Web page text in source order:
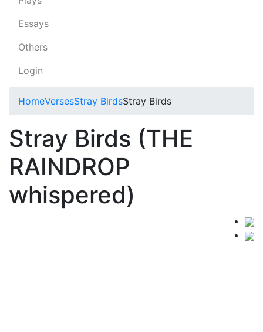
Essays
Others
Login
HomeVersesStray BirdsStray Birds
Stray Birds (THE
RAINDROP
whispered)